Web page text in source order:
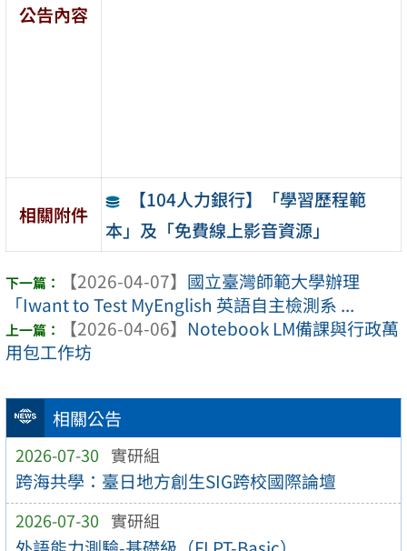
相關公告
2026-07-30 實研組
跨海共學：臺日地方創生SIG跨校國際論壇
2026-07-30 實研組
公告內容
相關附件
【104人力銀行】「學習歷程範
本」及「免費線上影音資源」
【2026-04-07】 國立臺灣師範大學辦理
「Iwant to Test MyEnglish 英語自主檢測系 ...
【2026-04-06】 Notebook LM備課與行政萬
用包工作坊